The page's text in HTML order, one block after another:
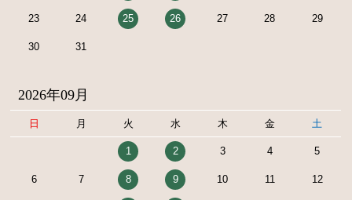
23 24 25 26 27 28 29
30 31
2026年09月
日 月 火 水 木 金 土
1 2 3 4 5
6 7 8 9 10 11 12